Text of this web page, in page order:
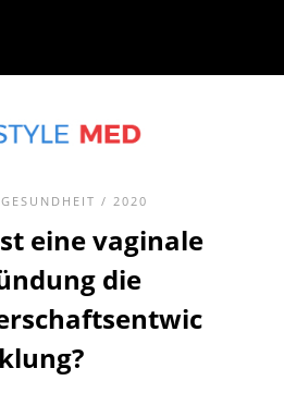
GESUNDHEIT / 2020
eine vaginale
die
klung?